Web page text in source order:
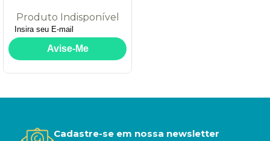
Produto Indisponível
Cadastre-se em nossa newsletter